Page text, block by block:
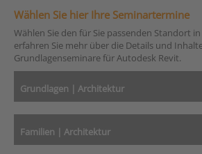
Wählen Sie hier Ihre Seminartermine
Wählen Sie den für Sie passenden Standort
erfahren Sie mehr über die Details und
Grundlagenseminare für Autodesk Revit.
Grundlagen | Architektur
Familien | Architektur